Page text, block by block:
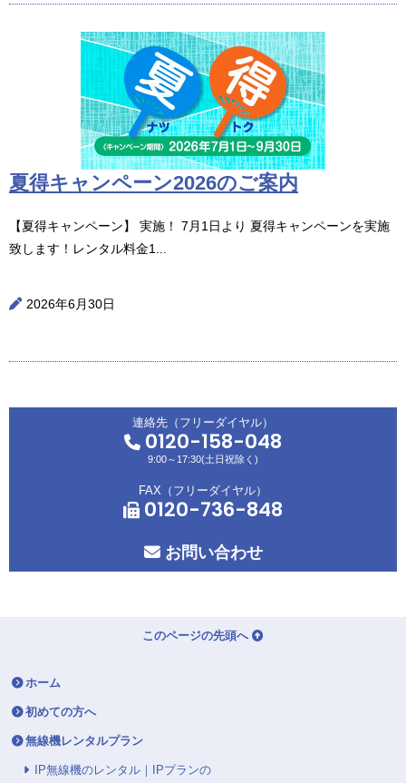
夏得キャンペーン2026のご案内
【夏得キャンペーン】 実施！ 7月1日より 夏得キャンペーンを実施
致します！レンタル料金1...
2026年6月30日
連絡先（フリーダイヤル）
0120-158-048
9:00～17:30(土日祝除く)
FAX（フリーダイヤル）
0120-736-848
お問い合わせ
このページの先頭へ
ホーム
初めての方へ
無線機レンタルプラン
IP無線機のレンタル｜IPプランの